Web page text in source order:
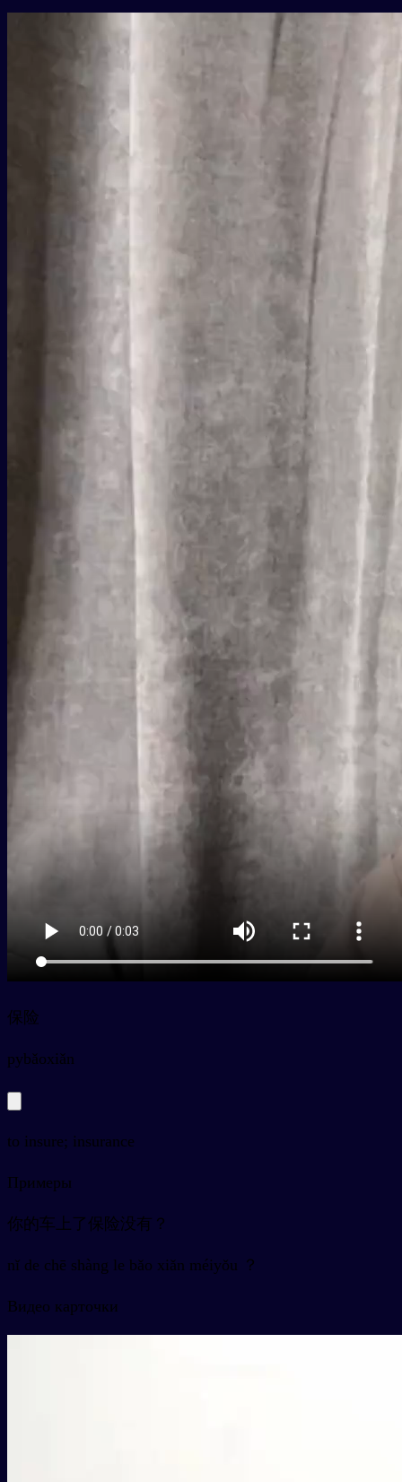
保险
pybǎoxiǎn
to insure; insurance
Примеры
你的车上了保险没有？
nǐ de chē shàng le bǎo xiǎn méiyǒu ？
Видео карточки